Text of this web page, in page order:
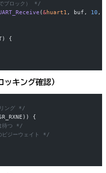
ブロック） */
(&huart1 , buf, 10 ,
{
キング確認）
リング */
{
待つ */
ジーウェイト */